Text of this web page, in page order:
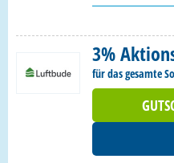
3%
für das gesamte